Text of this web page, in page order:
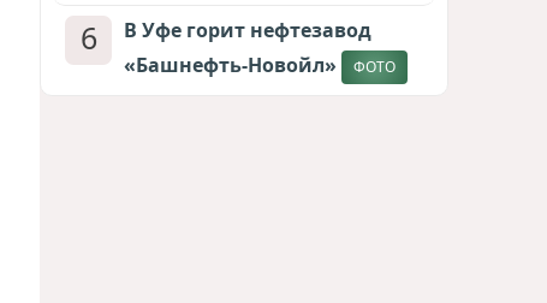
6
В Уфе горит нефтезавод
«Башнефть-Новойл»
ФОТО